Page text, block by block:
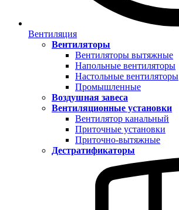
Вентиляция
Вентиляторы
Вентиляторы вытяжные
Напольные вентиляторы
Настольные вентиляторы
Промышленные
Воздушная завеса
Вентиляционные установки
Вентилятор канальный
Приточные установки
Приточно-вытяжные
Дестратификаторы